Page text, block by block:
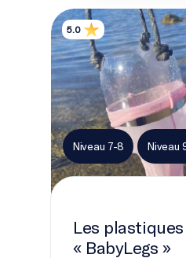
Les plastiques à
5.0
Niveau 7-8 Niveau
Les plastiques
« BabyLegs »